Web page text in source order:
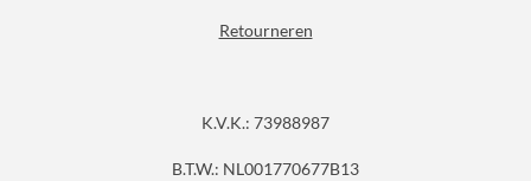
Retourneren
K.V.K.: 73988987
B.T.W.: NL001770677B13